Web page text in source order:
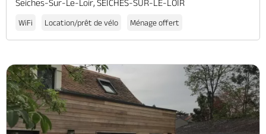
Seiches-Sur-Le-Loir, SEICHES-SUR-LE-LOIR
WiFi Location/prêt de vélo Ménage offert